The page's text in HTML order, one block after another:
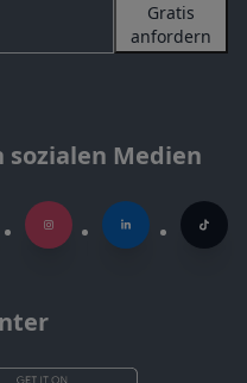
Gratis
anfordern
sozialen Medien